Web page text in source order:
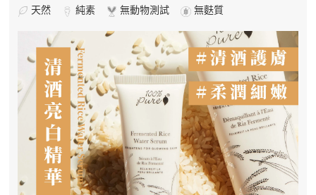
天然 純素 無動物測試 無麩質